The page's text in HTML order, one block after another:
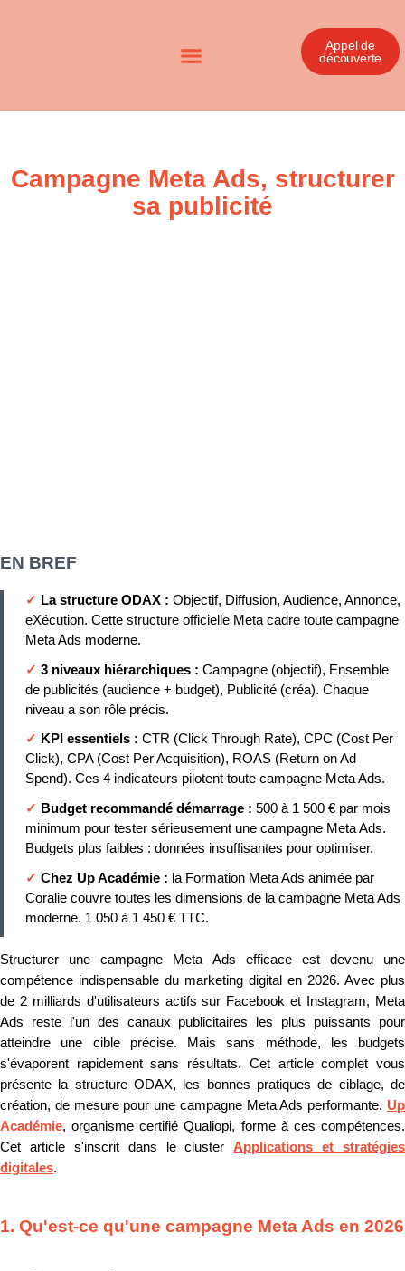
Appel de
découverte
Campagne Meta Ads, structurer
sa publicité
EN BREF
✓ La structure ODAX : Objectif, Diffusion, Audience, Annonce,
eXécution. Cette structure officielle Meta cadre toute campagne
Meta Ads moderne.
✓ 3 niveaux hiérarchiques : Campagne (objectif), Ensemble
de publicités (audience + budget), Publicité (créa). Chaque
niveau a son rôle précis.
✓ KPI essentiels : CTR (Click Through Rate), CPC (Cost Per
Click), CPA (Cost Per Acquisition), ROAS (Return on Ad
Spend). Ces 4 indicateurs pilotent toute campagne Meta Ads.
✓ Budget recommandé démarrage : 500 à 1 500 € par mois
minimum pour tester sérieusement une campagne Meta Ads.
Budgets plus faibles : données insuffisantes pour optimiser.
✓ Chez Up Académie : la Formation Meta Ads animée par
Coralie couvre toutes les dimensions de la campagne Meta Ads
moderne. 1 050 à 1 450 € TTC.
Structurer une campagne Meta Ads efficace est devenu une
compétence indispensable du marketing digital en 2026. Avec plus
de 2 milliards d'utilisateurs actifs sur Facebook et Instagram, Meta
Ads reste l'un des canaux publicitaires les plus puissants pour
atteindre une cible précise. Mais sans méthode, les budgets
s'évaporent rapidement sans résultats. Cet article complet vous
présente la structure ODAX, les bonnes pratiques de ciblage, de
création, de mesure pour une campagne Meta Ads performante. Up
Académie, organisme certifié Qualiopi, forme à ces compétences.
Cet article s'inscrit dans le clusterApplications et stratégies
digitales.
1. Qu'est-ce qu'une campagne Meta Ads en 2026